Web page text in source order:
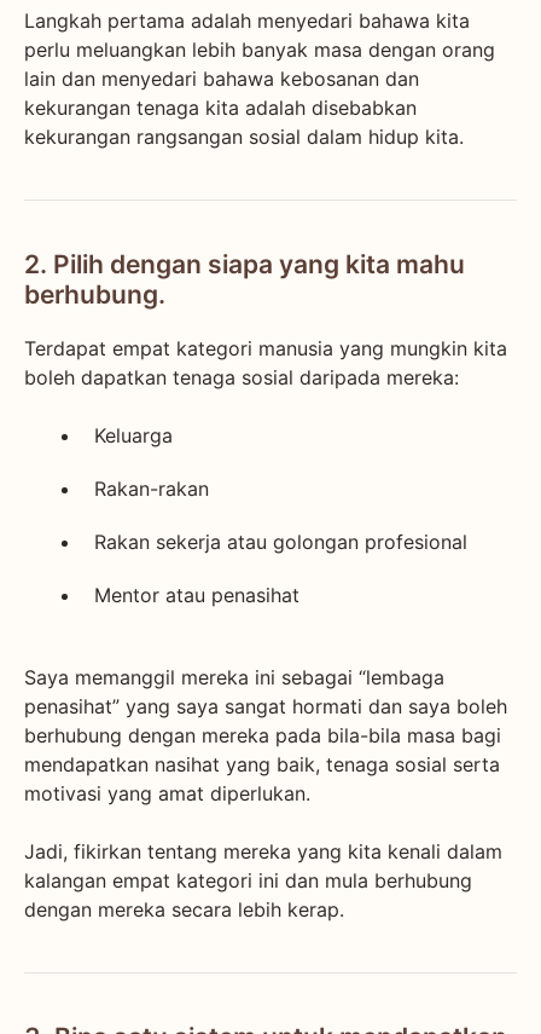
Langkah pertama adalah menyedari bahawa kita
perlu meluangkan lebih banyak masa dengan orang
lain dan menyedari bahawa kebosanan dan
kekurangan tenaga kita adalah disebabkan
kekurangan rangsangan sosial dalam hidup kita.
2. Pilih dengan siapa yang kita mahu
berhubung.
Terdapat empat kategori manusia yang mungkin kita
boleh dapatkan tenaga sosial daripada mereka:
Keluarga
Rakan-rakan
Rakan sekerja atau golongan profesional
Mentor atau penasihat
Saya memanggil mereka ini sebagai “lembaga
penasihat” yang saya sangat hormati dan saya boleh
berhubung dengan mereka pada bila-bila masa bagi
mendapatkan nasihat yang baik, tenaga sosial serta
motivasi yang amat diperlukan.
Jadi, fikirkan tentang mereka yang kita kenali dalam
kalangan empat kategori ini dan mula berhubung
dengan mereka secara lebih kerap.